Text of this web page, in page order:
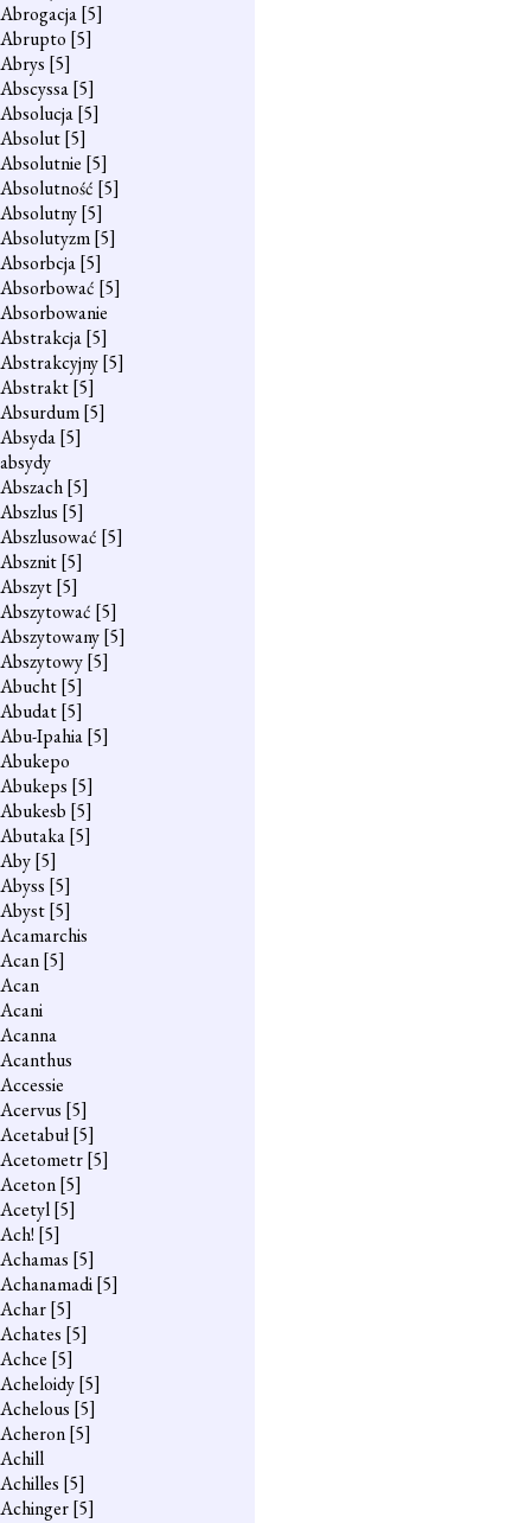
Abrogacja[5]
Abrupto [5]
Abrys [5]
Abscyssa[5]
Absolucja[5]
Absolut[5]
Absolutnie [5]
Absolutność [5]
Absolutny[5]
Absolutyzm[5]
Absorbcja[5]
Absorbować [5]
Absorbowanie
Abstrakcja[5]
Abstrakcyjny[5]
Abstrakt[5]
Absurdum[5]
Absyda[5]
absydy
Abszach[5]
Abszlus [5]
Abszlusować [5]
Absznit[5]
Abszyt[5]
Abszytować [5]
Abszytowany[5]
Abszytowy[5]
Abucht[5]
Abudat[5]
Abu-Ipahia[5]
Abukepo
Abukeps [5]
Abukesb [5]
Abutaka[5]
Aby[5]
Abyss [5]
Abyst[5]
Acamarchis
Acan[5]
Acan
Acani
Acanna
Acanthus
Accessie
Acervus [5]
Acetabuł[5]
Acetometr[5]
Aceton[5]
Acetyl[5]
Ach! [5]
Achamas [5]
Achanamadi[5]
Achar[5]
Achates [5]
Achce [5]
Acheloidy[5]
Achelous [5]
Acheron[5]
Achill
Achilles [5]
Achinger[5]